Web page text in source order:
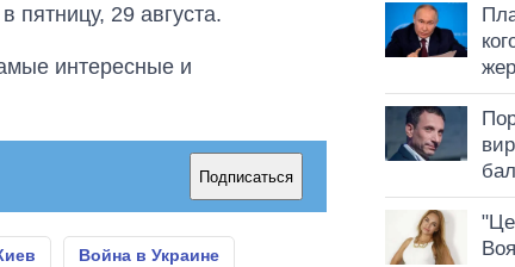
пятницу, 29 августа.
интересные и
Подписаться
Война в Украине